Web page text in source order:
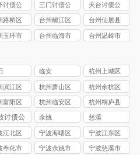
讨债公
三门讨债公
司
天台讨债公
司
路桥区
公司
台州椒江区
讨债公司
台州仙居县
讨债公司
玉环市
台州临海市
台州温岭市
临安
杭州上城区
讨债公司
滨江区
公司
杭州萧山区
讨债公司
杭州余杭区
讨债公司
富阳区
公司
杭州临安区
讨债公司
杭州桐庐县
讨债公司
讨债公
余姚 慈溪
江北区
公司
宁波海曙区
讨债公司
宁波江东区
讨债公司
奉化市
宁波余姚市
宁波慈溪市